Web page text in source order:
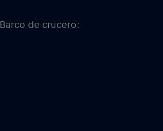
Barco de crucero: